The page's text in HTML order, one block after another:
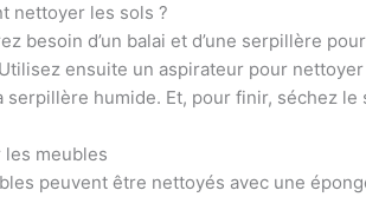
nettoyer les sols ?
besoin d’un balai et d’une serpillère
ensuite un aspirateur pour
serpillère humide. Et, pour finir, séchez
les meubles
peuvent être nettoyés avec une